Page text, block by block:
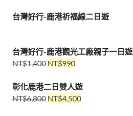
台灣好行-鹿港祈福線二日遊
台灣好行-鹿港觀光工廠親子一日遊
NT$1,400 NT$990
彰化鹿港二日雙人遊
NT$6,800 NT$4,500